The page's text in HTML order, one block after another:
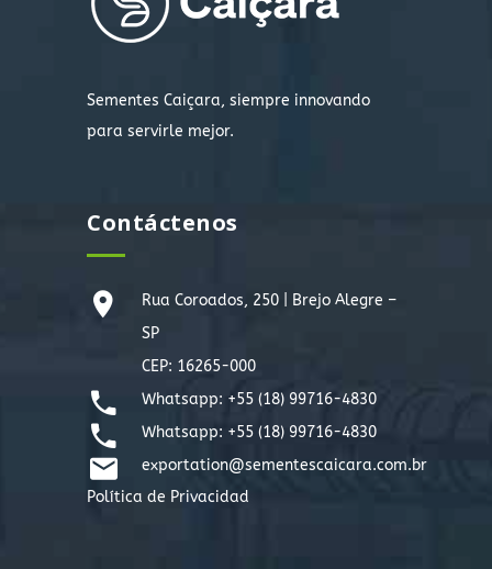
Sementes Caiçara, siempre innovando
para servirle mejor.
Contáctenos
Rua Coroados, 250 | Brejo Alegre –
SP
CEP: 16265-000
Whatsapp: +55 (18) 99716-4830
Whatsapp: +55 (18) 99716-4830
exportation@sementescaicara.com.br
Política de Privacidad